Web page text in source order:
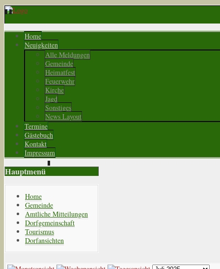
Home
Neuigkeiten
Alle Meldungen
Gemeinde
Heimatfest
Feuerwehr
Kirche
Jagd
Sonstiges
News Layout
Termine
Gästebuch
Kontakt
Impressum
Hauptmenü
Home
Gemeinde
Amtliche Mitteilungen
Dorfgemeinschaft
Tourismus
Dorfansichten